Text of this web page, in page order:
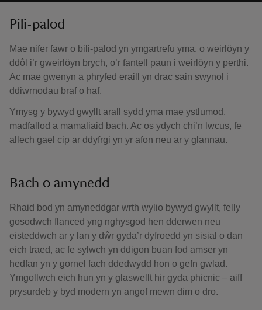
Pili-palod
Mae nifer fawr o bili-palod yn ymgartrefu yma, o weirlöyn y
ddôl i’r gweirlöyn brych, o’r fantell paun i weirlöyn y perthi.
Ac mae gwenyn a phryfed eraill yn drac sain swynol i
ddiwrnodau braf o haf.
Ymysg y bywyd gwyllt arall sydd yma mae ystlumod,
madfallod a mamaliaid bach. Ac os ydych chi’n lwcus, fe
allech gael cip ar ddyfrgi yn yr afon neu ar y glannau.
Bach o amynedd
Rhaid bod yn amyneddgar wrth wylio bywyd gwyllt, felly
gosodwch flanced yng nghysgod hen dderwen neu
eisteddwch ar y lan y dŵr gyda’r dyfroedd yn sisial o dan
eich traed, ac fe sylwch yn ddigon buan fod amser yn
hedfan yn y gornel fach ddedwydd hon o gefn gwlad.
Ymgollwch eich hun yn y glaswellt hir gyda phicnic – aiff
prysurdeb y byd modern yn angof mewn dim o dro.